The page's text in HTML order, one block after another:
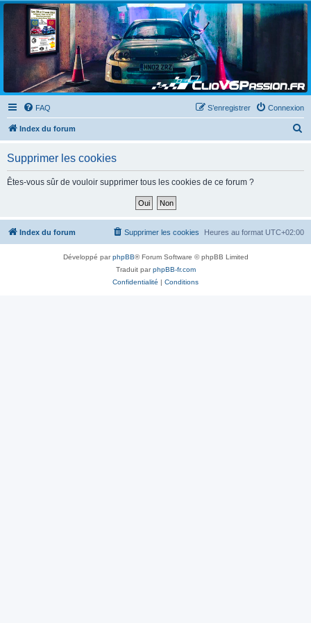
Clio V6 Passion
Le site français des passionnés de Clio V6
FAQ Connexion
S’enregistrer
Index du forum
c
h
Supprimer les cookies
Êtes-vous sûr de vouloir supprimer tous les cookies de ce forum ?
Index du forum Heures au format UTC+02:00
Supprimer les cookies
Développé parphpBB® Forum Software © phpBB Limited
Traduit parphpBB-fr.com
Confidentialité
Conditions